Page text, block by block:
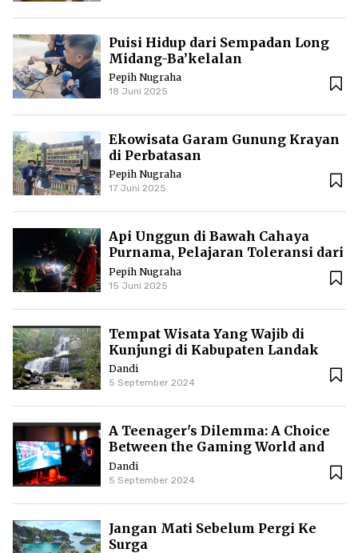
Puisi Hidup dari Sempadan Long
Midang-Ba’kelalan
Pepih Nugraha
18 Juni 2025
Ekowisata Garam Gunung Krayan
di Perbatasan
Pepih Nugraha
17 Juni 2025
Api Unggun di Bawah Cahaya
Purnama, Pelajaran Toleransi dari
Krayan
Pepih Nugraha
15 Juni 2025
Tempat Wisata Yang Wajib di
Kunjungi di Kabupaten Landak
Dandi
5 September 2024
A Teenager's Dilemma: A Choice
Between the Gaming World and
Education-What is the Aftermath?
Dandi
5 September 2024
Jangan Mati Sebelum Pergi Ke
Surga